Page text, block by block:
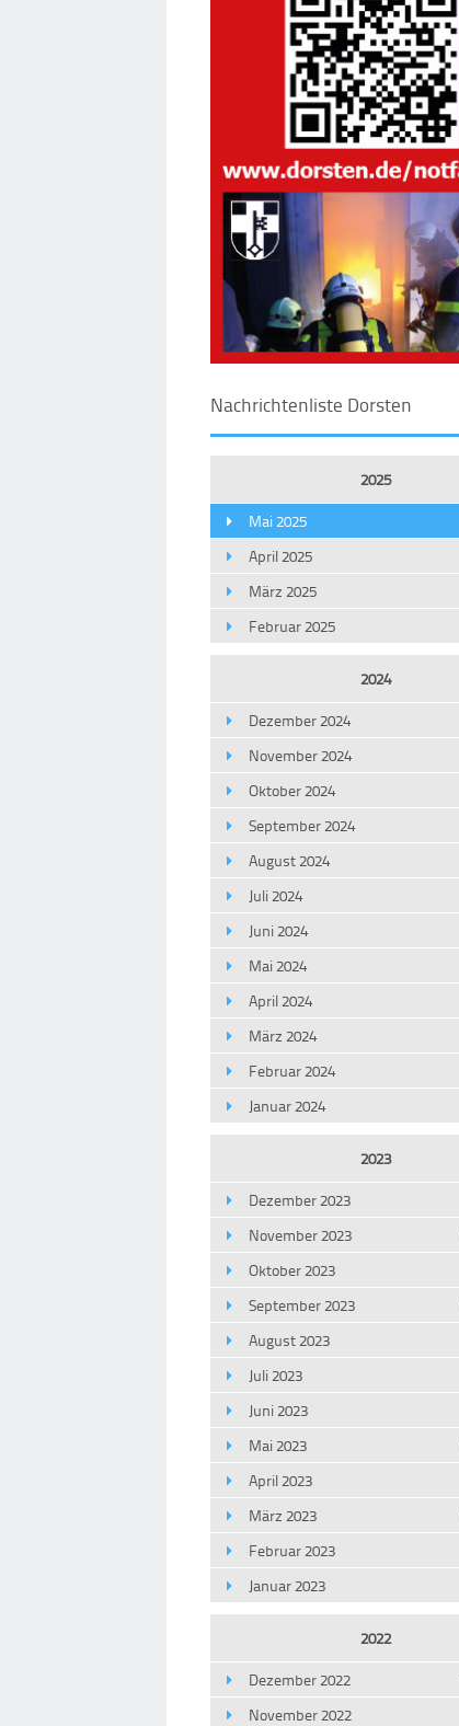
Nachrichtenliste Dorsten
2025
Mai 2025
April 2025
März 2025
Februar 2025
2024
Dezember 2024
November 2024
Oktober 2024
September 2024
August 2024
Juli 2024
Juni 2024
Mai 2024
April 2024
März 2024
Februar 2024
Januar 2024
2023
Dezember 2023
November 2023
Oktober 2023
September 2023
August 2023
Juli 2023
Juni 2023
Mai 2023
April 2023
März 2023
Februar 2023
Januar 2023
2022
Dezember 2022
November 2022